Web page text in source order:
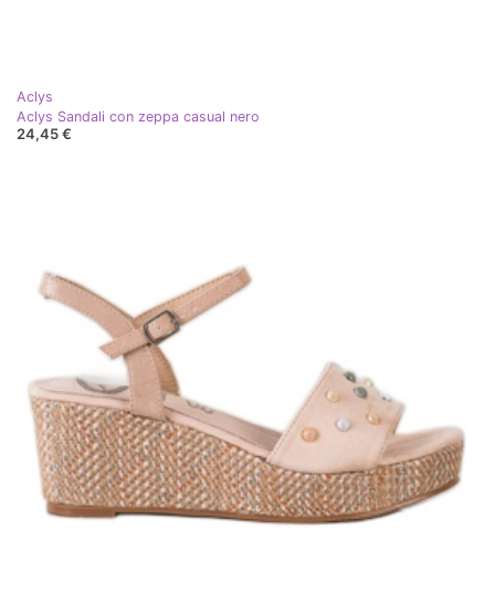
Aclys
Aclys Sandali con zeppa casual nero
24,45 €